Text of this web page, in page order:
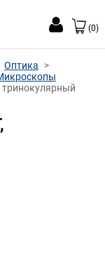
(0)
Оптика
тринокулярный